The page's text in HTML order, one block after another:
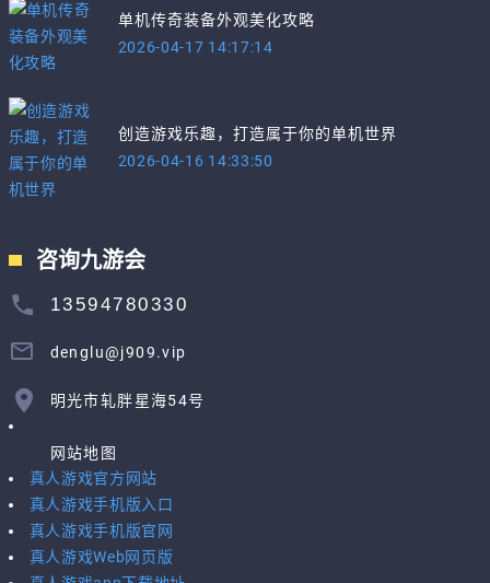
单机传奇装备外观美化攻略
2026-04-17 14:17:14
创造游戏乐趣，打造属于你的单机世界
2026-04-16 14:33:50
咨询九游会
13594780330
denglu@j909.vip
明光市轧胖星海54号
网站地图
真人游戏官方网站
真人游戏手机版入口
真人游戏手机版官网
真人游戏Web网页版